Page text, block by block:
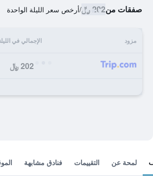
صفقات من202 ﷼ /أرخص سعر الليلة الواحدة
مزود الإجمالي في
202 ﷼
لمحة عن التقييمات فنادق مشابهة